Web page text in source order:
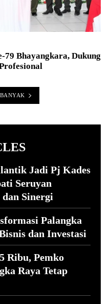
Bhayangkara, Dukung
Jadi Pj Kades
Seruyan
Sinergi
Palangka
dan Investasi
Ribu, Pemko
Raya Tetap